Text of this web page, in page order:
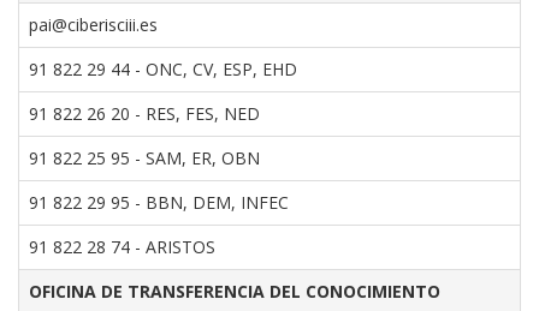
pai@ciberisciii.es
91 822 29 44 - ONC, CV, ESP, EHD
91 822 26 20 - RES, FES, NED
91 822 25 95 - SAM, ER, OBN
91 822 29 95 - BBN, DEM, INFEC
91 822 28 74 - ARISTOS
OFICINA DE TRANSFERENCIA DEL CONOCIMIENTO